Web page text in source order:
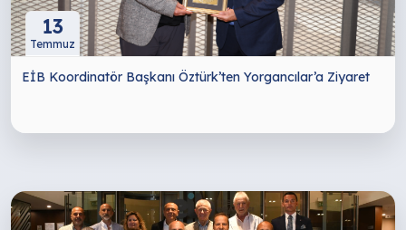
13
Temmuz
EİB Koordinatör Başkanı Öztürk’ten Yorgancılar’a Ziyaret